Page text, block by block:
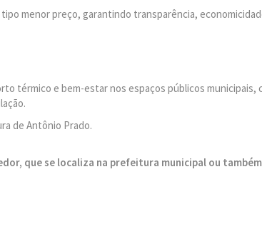
menor preço, garantindo transparência,
térmico e bem-estar nos espaços públicos municipais,
de Antônio Prado.
que se localiza na prefeitura municipal ou